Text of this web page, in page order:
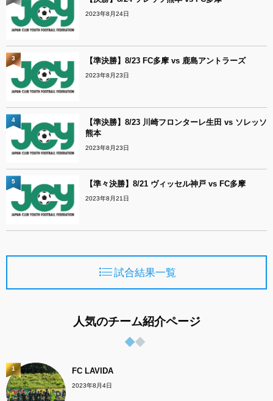
2023年8月24日
【準決勝】8/23 FC多摩 vs 鹿島アントラーズ
2023年8月23日
3
【準決勝】8/23 川崎フロンターレ生田 vs ソレッソ
熊本
2023年8月23日
4
【準々決勝】8/21 ヴィッセル神戸 vs FC多摩
2023年8月21日
5
試合結果一覧
人気のチーム紹介ページ
FC LAVIDA
2023年8月4日
1